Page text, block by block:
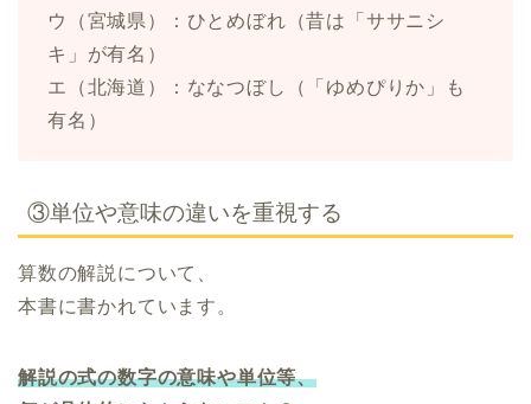
ウ（宮城県）：ひとめぼれ（昔は「ササニシ
キ」が有名）
エ（北海道）：ななつぼし（「ゆめぴりか」も
有名）
③単位や意味の違いを重視する
算数の解説について、
本書に書かれています。
解説の式の数字の意味や単位等、